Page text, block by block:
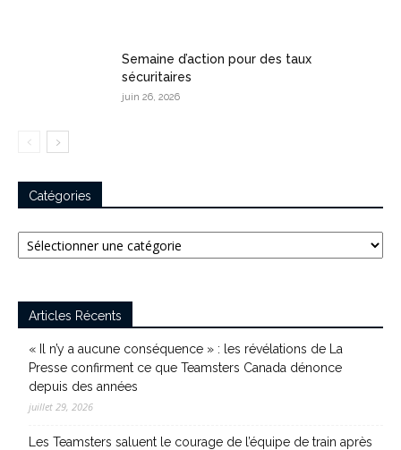
Semaine d’action pour des taux
sécuritaires
juin 26, 2026
Catégories
Catégories
Articles Récents
« Il n’y a aucune conséquence » : les révélations de La
Presse confirment ce que Teamsters Canada dénonce
depuis des années
juillet 29, 2026
Les Teamsters saluent le courage de l’équipe de train après